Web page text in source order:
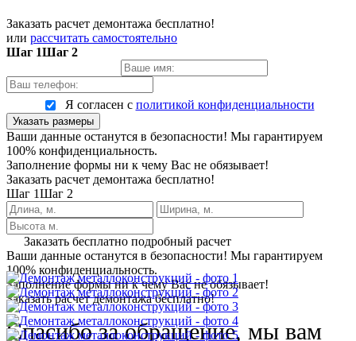
Заказать расчет демонтажа бесплатно!
или рассчитать самостоятельно
Шаг 1Шаг 2
Я согласен с политикой конфиденциальности
Указать размеры
Ваши данные останутся в безопасности! Мы гарантируем
100% конфиденциальность.
Заполнение формы ни к чему Вас не обязывает!
Заказать расчет демонтажа бесплатно!
Шаг 1Шаг 2
Заказать бесплатно подробный расчет
Ваши данные останутся в безопасности! Мы гарантируем
100% конфиденциальность.
Заполнение формы ни к чему Вас не обязывает!
Заказать расчет демонтажа бесплатно!
Спасибо за обращение, мы вам